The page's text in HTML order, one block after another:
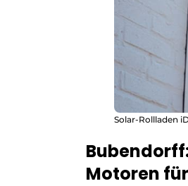
Solar-Rollladen
Motoren